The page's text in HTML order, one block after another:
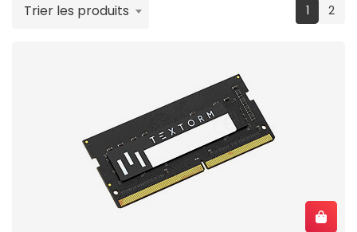
1 2
Trier les produits